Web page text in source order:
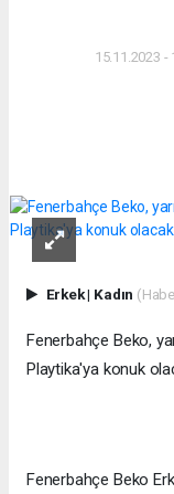
15.11.2023 -
Erkek| Kadın
Fenerbahçe Beko,
Playtika'ya konuk
Fenerbahçe Beko